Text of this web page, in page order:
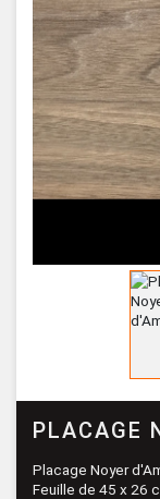
PLACAGE
Placage Noyer
Feuille de 45 x 26